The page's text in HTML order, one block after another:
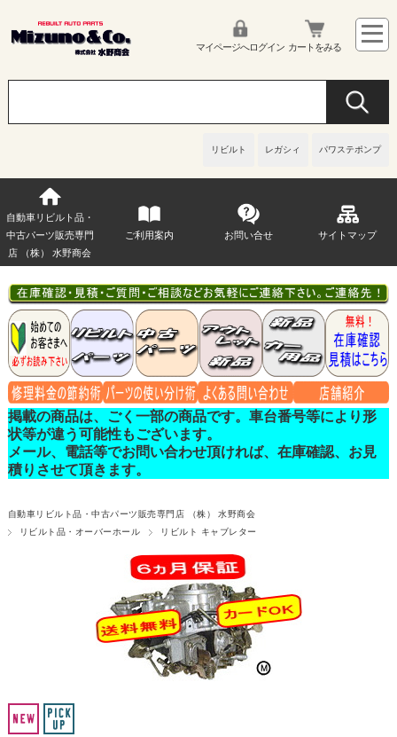
リビルト レガシィ パワステポンプ
マイページへログイン カートをみる
自動車リビルト品・
中古パーツ販売専門
店 （株） 水野商会
ご利用案内 お問い合せ サイトマップ
掲載の商品は、ごく一部の商品です。車台番号等により形
状等が違う可能性もございます。
メール、電話等でお問い合わせ頂ければ、在庫確認、お見
積りさせて頂きます。
自動車リビルト品・中古パーツ販売専門店 （株） 水野商会
リビルト品・オーバーホール
リビルト キャブレター